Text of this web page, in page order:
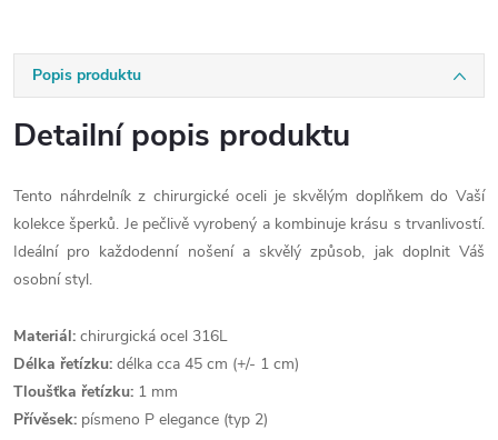
Popis produktu
Detailní popis produktu
Tento náhrdelník z chirurgické oceli je skvělým doplňkem do Vaší
kolekce šperků. Je pečlivě vyrobený a kombinuje krásu s trvanlivostí.
Ideální pro každodenní nošení a skvělý způsob, jak doplnit Váš
osobní styl.
Materiál: chirurgická ocel 316L
Délka řetízku: délka cca 45 cm (+/- 1 cm)
Tloušťka řetízku: 1 mm
Přívěsek: písmeno P elegance (typ 2)